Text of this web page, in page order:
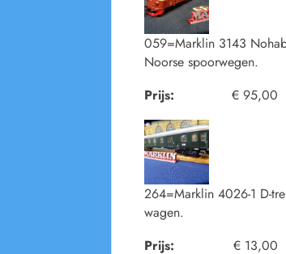
059=Marklin 3143
Noorse spoorwegen.
Prijs:
€ 95,00
264=Marklin 4026-1 D-
wagen.
Prijs:
€ 13,00